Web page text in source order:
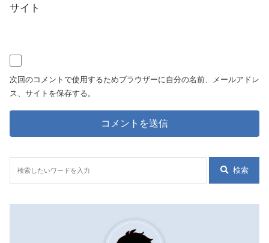
サイト
次回のコメントで使用するためブラウザーに自分の名前、メールアドレ
ス、サイトを保存する。
検索